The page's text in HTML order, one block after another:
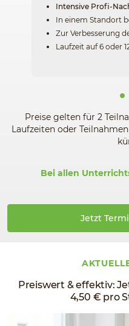
Intensive Profi-
In einem Standort
Zur Verbesserung
Laufzeit auf 6 oder
Preise gelten für 2
Laufzeiten oder
Bei allen
Jetzt
Preiswert & effektiv:
4,50 € pro